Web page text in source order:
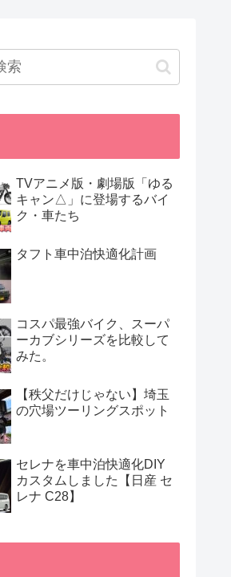
TVアニメ版・劇場版「ゆる
キャン△」に登場するバイ
ク・車たち
タフト車中泊快適化計画
コスパ最強バイク、スーパ
ーカブシリーズを比較して
みた。
【秩父だけじゃない】埼玉
の穴場ツーリングスポット
セレナを車中泊快適化DIY
カスタムしました【日産 セ
レナ C28】